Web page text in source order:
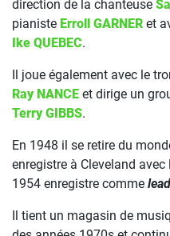
direction de la chanteuse
pianiste Erroll GARNER et
Ike QUEBEC.
Il joue également avec le
Ray NANCE et dirige un
Terry GIBBS.
En 1948 il se retire du
enregistre à Cleveland
1954 enregistre comme
Il tient un magasin de